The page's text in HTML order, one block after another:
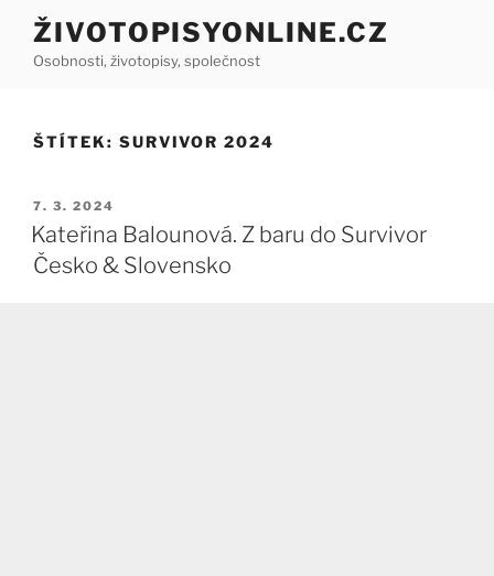
Přejít
obsahu
ŽIVOTOPISYONLINE.CZ
Osobnosti, životopisy, společnost
ŠTÍTEK: SURVIVOR 2024
PUBLIKOVÁNO
7. 3. 2024
Kateřina Balounová. Z baru do Survivor
Česko & Slovensko